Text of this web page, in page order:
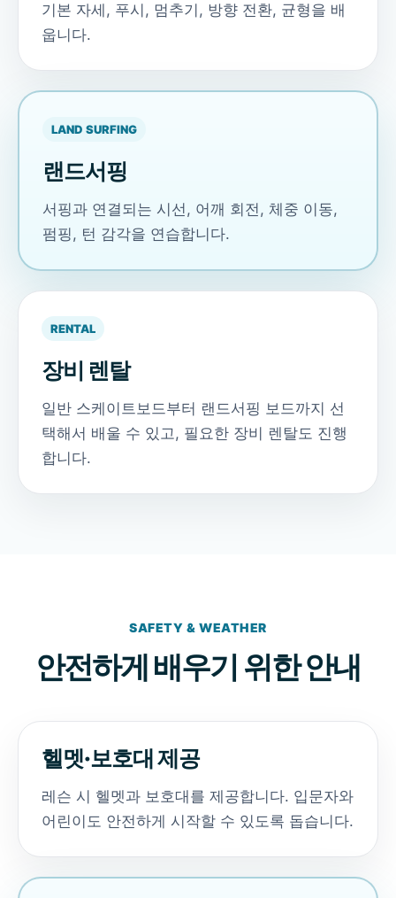
기본 자세, 푸시, 멈추기, 방향 전환, 균형을 배
웁니다.
LAND SURFING
랜드서핑
서핑과 연결되는 시선, 어깨 회전, 체중 이동,
펌핑, 턴 감각을 연습합니다.
RENTAL
장비 렌탈
일반 스케이트보드부터 랜드서핑 보드까지 선
택해서 배울 수 있고, 필요한 장비 렌탈도 진행
합니다.
SAFETY & WEATHER
안전하게 배우기 위한 안내
헬멧·보호대 제공
레슨 시 헬멧과 보호대를 제공합니다. 입문자와
어린이도 안전하게 시작할 수 있도록 돕습니다.